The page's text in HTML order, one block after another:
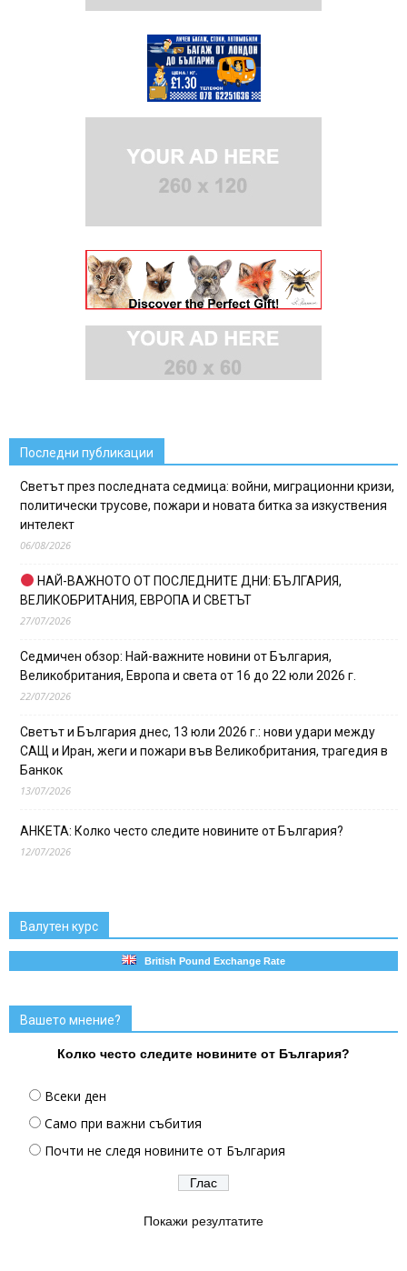
Последни публикации
Светът през последната седмица: войни, миграционни кризи,
политически трусове, пожари и новата битка за изкуствения
интелект
06/08/2026
НАЙ-ВАЖНОТО ОТ ПОСЛЕДНИТЕ ДНИ: БЪЛГАРИЯ,
ВЕЛИКОБРИТАНИЯ, ЕВРОПА И СВЕТЪТ
27/07/2026
Седмичен обзор: Най-важните новини от България,
Великобритания, Европа и света от 16 до 22 юли 2026 г.
22/07/2026
Светът и България днес, 13 юли 2026 г.: нови удари между
САЩ и Иран, жеги и пожари във Великобритания, трагедия в
Банкок
13/07/2026
АНКЕТА: Колко често следите новините от България?
12/07/2026
Валутен курс
British Pound Exchange Rate
Вашето мнение?
Колко често следите новините от България?
Всеки ден
Само при важни събития
Почти не следя новините от България
Покажи резултатите